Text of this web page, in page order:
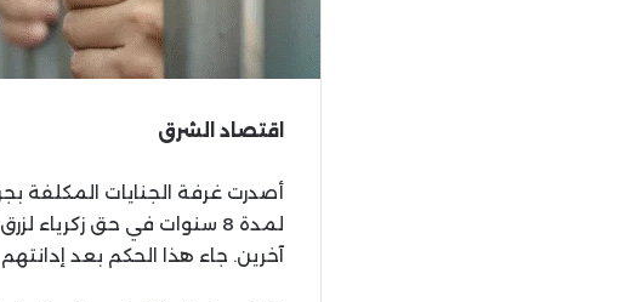
اقتصاد الشرق
أصدرت غرفة الجنايات المكلفة
لمدة 8 سنوات في حق زكرياء
آخرين. جاء هذا الحكم بعد